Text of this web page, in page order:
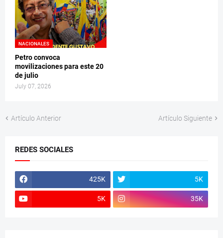
NACIONALES
Petro convoca
movilizaciones para este 20
de julio
July 07, 2026
Artículo Anterior Artículo Siguiente
REDES SOCIALES
425K 5K
5K 35K